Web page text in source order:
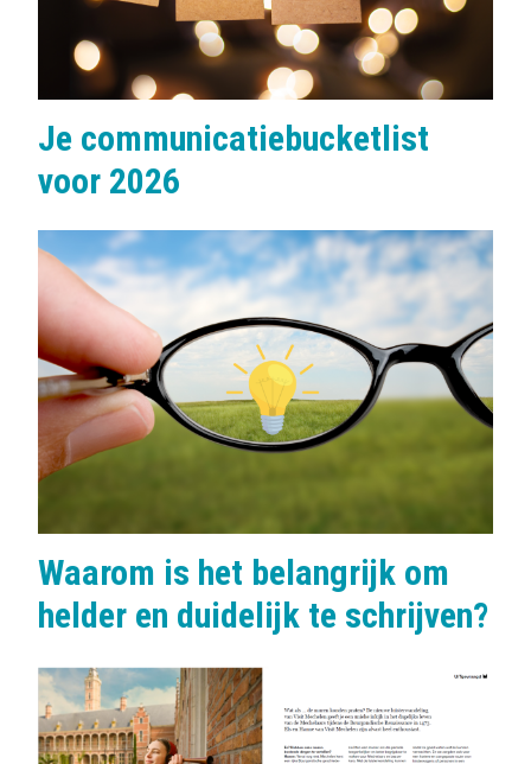
Je communicatiebucketlist
voor 2026
Waarom is het belangrijk om
helder en duidelijk te schrijven?